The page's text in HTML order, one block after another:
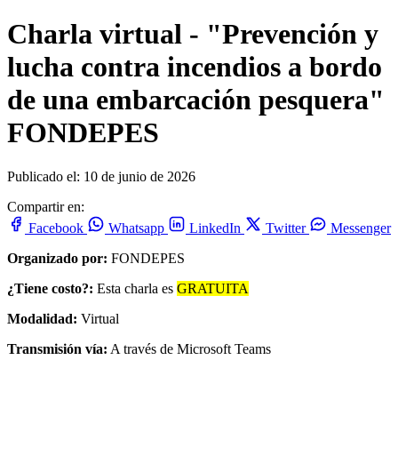
Charla virtual - "Prevención y
lucha contra incendios a bordo
de una embarcación pesquera"
FONDEPES
Publicado el: 10 de junio de 2026
Compartir en:
Facebook
Whatsapp LinkedIn Twitter
Messenger
Organizado por: FONDEPES
¿Tiene costo?: Esta charla es GRATUITA
Modalidad: Virtual
Transmisión vía: A través de Microsoft Teams